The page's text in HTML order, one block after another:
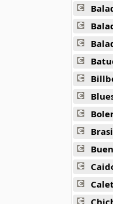
50
20
Angel
39
36
Angel